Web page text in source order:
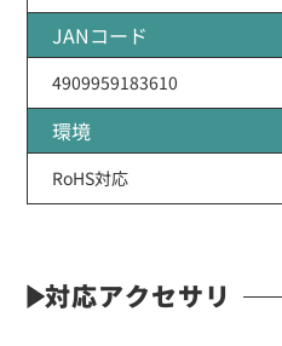
JANコード
4909959183610
環境
RoHS対応
対応アクセサリ